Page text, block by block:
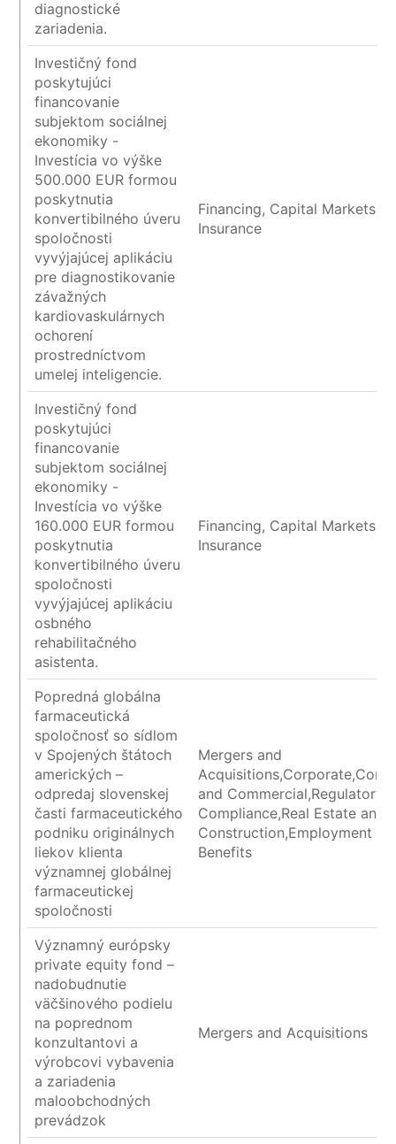
diagnostické
zariadenia.
Investičný fond
poskytujúci
financovanie
subjektom sociálnej
ekonomiky -
Investícia vo výške
500.000 EUR formou
poskytnutia
konvertibilného úveru
spoločnosti
vyvýjajúcej aplikáciu
pre diagnostikovanie
závažných
kardiovaskulárnych
ochorení
prostredníctvom
umelej inteligencie.
Financing, Capital Markets
Insurance
Investičný fond
poskytujúci
financovanie
subjektom sociálnej
ekonomiky -
Investícia vo výške
160.000 EUR formou
poskytnutia
konvertibilného úveru
spoločnosti
vyvýjajúcej aplikáciu
osbného
rehabilitačného
asistenta.
Financing, Capital Markets
Insurance
Popredná globálna
farmaceutická
spoločnosť so sídlom
v Spojených štátoch
amerických –
odpredaj slovenskej
časti farmaceutického
podniku originálnych
liekov klienta
významnej globálnej
farmaceutickej
spoločnosti
Mergers and
and Commercial,Regulatory
Compliance,Real Estate and
Construction,Employment
Benefits
Významný európsky
private equity fond –
nadobudnutie
väčšinového podielu
na poprednom
konzultantovi a
výrobcovi vybavenia
a zariadenia
maloobchodných
prevádzok
Mergers and Acquisitions